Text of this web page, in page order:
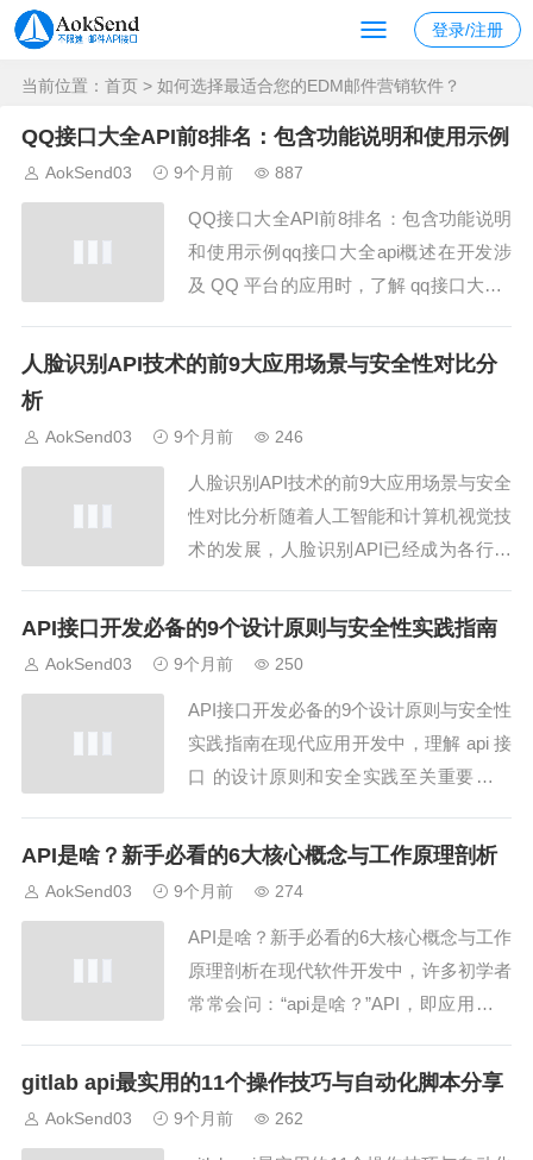
登录/注册
当前位置： 首页 > 如何选择最适合您的EDM邮件营销软件？
QQ接口大全API前8排名：包含功能说明和使用示例
AokSend03 9个月前 887
QQ接口大全API前8排名：包含功能说明
和使用示例qq接口大全api概述在开发涉
及 QQ 平台的应用时，了解 qq接口大全a
丰富的接口功能，包括用户信息获取、好
以实现与 QQ 平...
人脸识别API技术的前9大应用场景与安全性对比分
析
AokSend03 9个月前 246
人脸识别API技术的前9大应用场景与安全
性对比分析随着人工智能和计算机视觉技
术的发展，人脸识别API已经成为各行业
理、金融支付，还是在商业营销和教育场
场景，并对安全性进行对比分析，同时介
绍...
API接口开发必备的9个设计原则与安全性实践指南
AokSend03 9个月前 250
API接口开发必备的9个设计原则与安全性
实践指南在现代应用开发中，理解 api 接
口 的设计原则和安全实践至关重要。一
易用性和安全性。本文将分享 9 个必备设
开发中优化接...
API是啥？新手必看的6大核心概念与工作原理剖析
AokSend03 9个月前 274
API是啥？新手必看的6大核心概念与工作
原理剖析在现代软件开发中，许多初学者
常常会问：“api是啥？”API，即应用程序
e），是不同软件系统之间进行交互和数
gitlab api最实用的11个操作技巧与自动化脚本分享
AokSend03 9个月前 262